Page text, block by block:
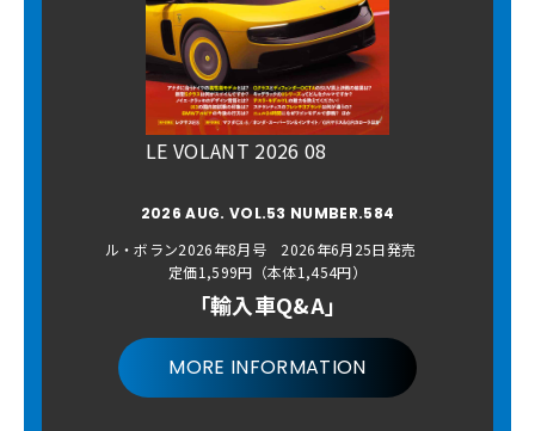
LE VOLANT 2026 08
2026 AUG. VOL.53 NUMBER.584
ル・ボラン2026年8月号 2026年6月25日発売
定価1,599円（本体1,454円）
「輸入車Q&A」
MORE INFORMATION